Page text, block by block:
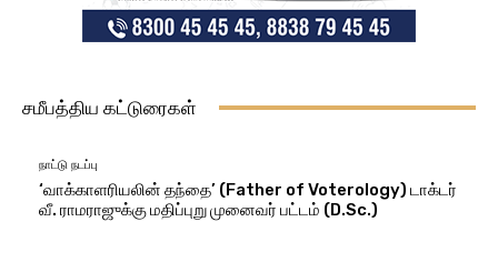
சமீபத்திய கட்டுரைகள்
நாட்டு நடப்பு
‘வாக்காளரியலின் தந்தை’ (Father of Voterology) டாக்டர்
வீ. ராமராஜுக்கு மதிப்புறு முனைவர் பட்டம் (D.Sc.)